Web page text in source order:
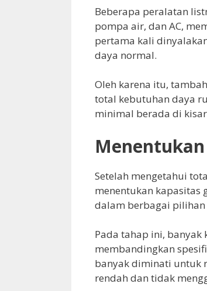
Beberapa peralatan
pompa air, dan AC,
pertama kali
daya normal.
Oleh karena itu,
total kebutuhan daya
minimal berada di
Setelah mengetahui
menentukan kapasitas
dalam berbagai
Pada tahap ini, banyak
membandingkan
banyak diminati untuk
rendah dan tidak